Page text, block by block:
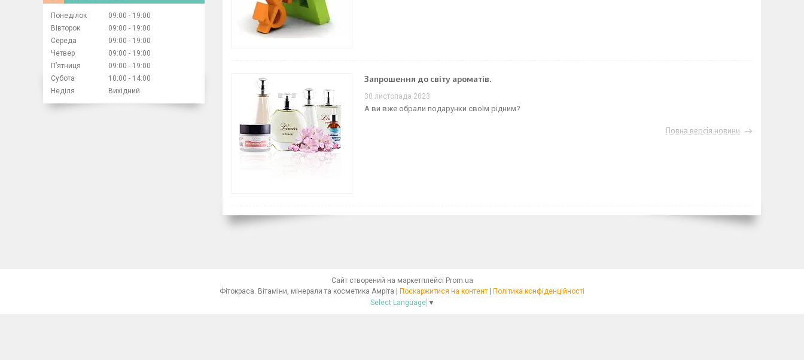
Запрошення до світу ароматів.
30 листопада 2023
А ви вже обрали подарунки своїм рідним?
Повна версія новини
Понеділок 09:00
19:00
Вівторок
09:00
19:00
Середа
09:00
19:00
Четвер
09:00
19:00
Пʼятниця
09:00
19:00
Субота
10:00
14:00
Неділя
Вихідний
Сайт створений на маркетплейсі Prom.ua
Поскаржитися на контент
Політика конфіденційності
Select Language ▼